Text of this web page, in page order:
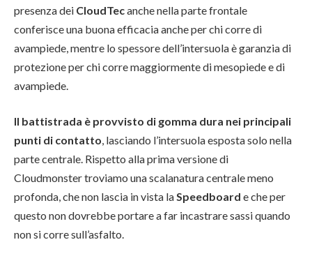
presenza dei CloudTecanche nella parte frontale
conferisce una buona efficacia anche per chi corre di
avampiede, mentre lo spessore dell’intersuola è garanzia di
protezione per chi corre maggiormente di mesopiede e di
avampiede.
Il battistrada è provvisto di gomma dura nei principali
punti di contatto, lasciando l’intersuola esposta solo nella
parte centrale. Rispetto alla prima versione di
Cloudmonster troviamo una scalanatura centrale meno
profonda, che non lascia in vista laSpeedboard e che per
questo non dovrebbe portare a far incastrare sassi quando
non si corre sull’asfalto.